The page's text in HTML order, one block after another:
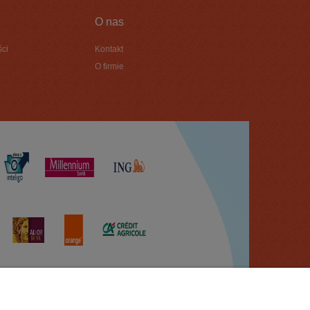
O nas
Kontakt
O firmie